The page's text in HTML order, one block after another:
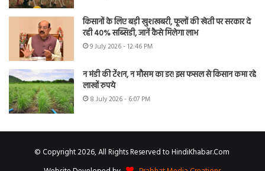
किसानों के लिए बड़ी खुशखबरी, फूलों की खेती पर सरकार दे
रही 40% सब्सिडी, जानें कैसे मिलेगा लाभ
9 July 2026 - 12:46 PM
न मंडी की टेंशन, न मौसम का डर! इस फसल से किसान कमा रहे
लाखों रुपये
8 July 2026 - 6:07 PM
© Copyright 2026, All Rights Reserved to HindiKhabar.Com